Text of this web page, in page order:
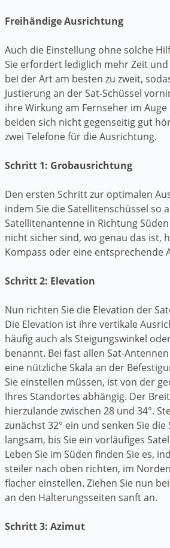
Freihändige Ausrichtung
Auch die Einstellung ohne solche
Sie erfordert lediglich mehr Zeit
bei der Art am besten zu zweit,
Justierung an der Sat-Schüssel
ihre Wirkung am Fernseher im
beiden sich nicht gegenseitig gut
zwei Telefone für die Ausrichtung.
Schritt 1: Grobausrichtung
Den ersten Schritt zur optimalen
indem Sie die Satellitenschüssel so
Satellitenantenne in Richtung Süden
nicht sicher sind, wo genau das ist,
Kompass oder eine entsprechende
Schritt 2: Elevation
Nun richten Sie die Elevation der
Die Elevation ist ihre vertikale
häufig auch als Steigungswinkel
benannt. Bei fast allen Sat-
eine nützliche Skala an der
Sie einstellen müssen, ist von der
Ihres Standortes abhängig. Der
hierzulande zwischen 28 und 34°.
zunächst 32° ein und senken Sie die
langsam, bis Sie ein vorläufiges
Leben Sie im Süden finden Sie es,
steiler nach oben richten, im
flacher einstellen. Ziehen Sie nun
an den Halterungsseiten sanft an.
Schritt 3: Azimut